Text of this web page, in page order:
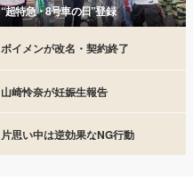
“超特急・8号車の日”登録
ボイメンが改名・契約終了
山崎怜奈が妊娠生報告
片思い中は逆効果なNG行動